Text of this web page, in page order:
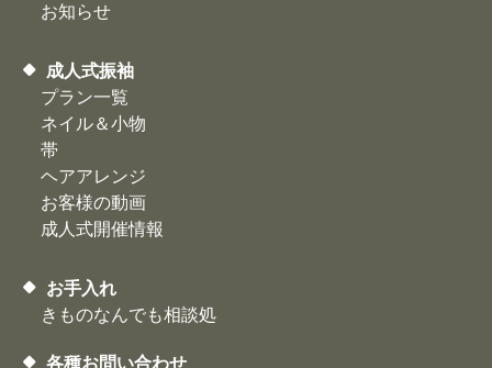
お知らせ
成人式振袖
プラン一覧
ネイル＆小物
帯
ヘアアレンジ
お客様の動画
​成人式開催情報
お手入れ
きものなんでも相談処
各種お問い合わせ